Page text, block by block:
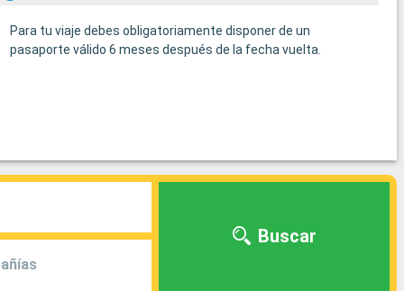
Para tu viaje debes obligatoriamente disponer de un
pasaporte válido 6 meses después de la fecha vuelta.
Buscar